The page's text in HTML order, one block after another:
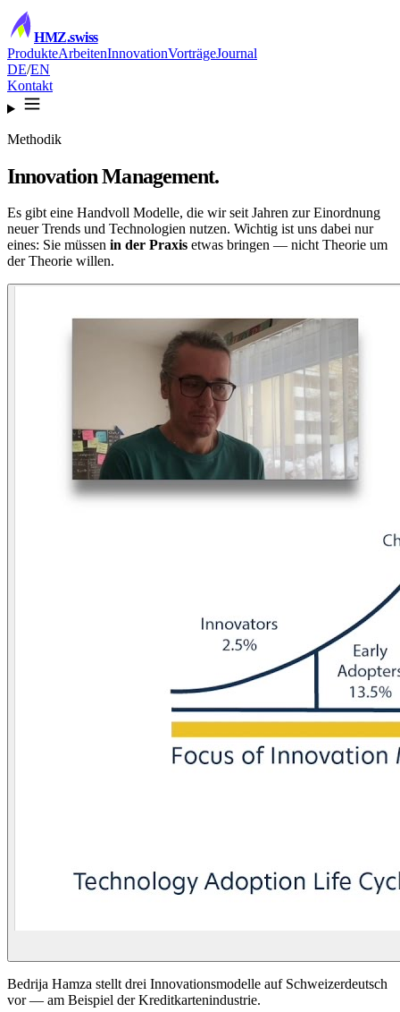
HMZ.swiss
ProdukteArbeitenInnovationVorträgeJournal
DE/EN
Kontakt
Methodik
InnovationManagement.
Es gibt eine Handvoll Modelle, die wir seit Jahren zur Einordnung
neuer Trends und Technologien nutzen. Wichtig ist uns dabei nur
eines: Sie müssen in der Praxis etwas bringen — nicht Theorie um
der Theorie willen.
Bedrija Hamza stellt drei Innovationsmodelle auf Schweizerdeutsch
vor — am Beispiel der Kreditkartenindustrie.